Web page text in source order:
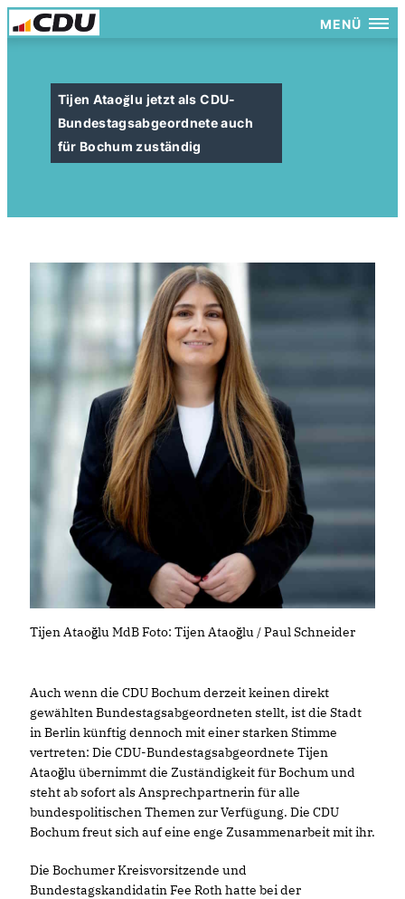
MENÜ
Tijen Ataoğlu jetzt als CDU-
Bundestagsabgeordnete auch
für Bochum zuständig
Tijen Ataoğlu MdB Foto: Tijen Ataoğlu / Paul Schneider
Auch wenn die CDU Bochum derzeit keinen direkt
gewählten Bundestagsabgeordneten stellt, ist die Stadt
in Berlin künftig dennoch mit einer starken Stimme
vertreten: Die CDU-Bundestagsabgeordnete Tijen
Ataoğlu übernimmt die Zuständigkeit für Bochum und
steht ab sofort als Ansprechpartnerin für alle
bundespolitischen Themen zur Verfügung. Die CDU
Bochum freut sich auf eine enge Zusammenarbeit mit ihr.
Die Bochumer Kreisvorsitzende und
Bundestagskandidatin Fee Roth hatte bei der